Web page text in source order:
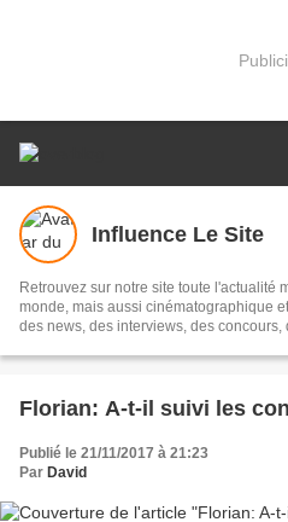
Influence Le Site
Retrouvez sur notre site toute l'actualité
monde, mais aussi cinématographique
des news, des interviews, des
Florian: A-t-il suivi les
Publié le 21/11/2017 à 21:23
Par David